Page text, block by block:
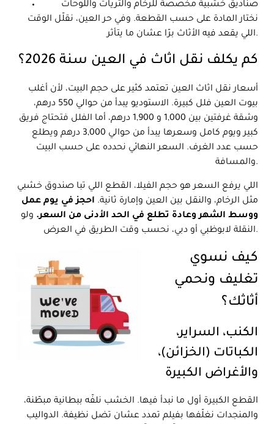
صناديق خشبية مخصصة للرخام والثريات واللوحات
نختار المادة على حسب القطعة. وفي حر العين، نقلّل الوقت
اللي يقعد فيه الأثاث برّا عشان ما يتأثر.
كم يكلف نقل اثاث في العين سنة 2026؟
أسعار نقل اثاث العين تعتمد كثير على حجم البيت، لأن أغلب
بيوت العين فلل كبيرة. الاستوديو يبدأ من حوالي 550 درهم،
وشقة غرفتين بين 1,000 و 1,900 درهم، أما الفلل فتحتاج فريق
كبير ويوم كامل وسعرها يبدأ من حوالي 3,000 درهم ويطلع
حسب عدد الغرف. السعر النهائي نحدده على حسب البيت
والمسافة.
اللي يرفع السعر هو حجم الفيلا، القطع اللي تبا صندوق خشبي
مثل الرخام، والنقل بين العين وإمارة ثانية. احجز في يوم عمل
ووسط الشهر وعادة تطلع في الحد الأدنى من السعر. ولو
النقلة لابوظبي أو دبي، نحسب وقت الطريق في العرض.
كيف نسوي
تغليف ونحمي
أثاثك؟
الكنب، السراير،
الكباتات (الخزائن)،
والأغراض الكبيرة
القطع الكبيرة أول ما نبدأ فيها. الخشب نلفّه ببطانية مبطّنة،
والمنجدات نغلّفها بفيلم تمدد عشان تضل نظيفة. الدواليب